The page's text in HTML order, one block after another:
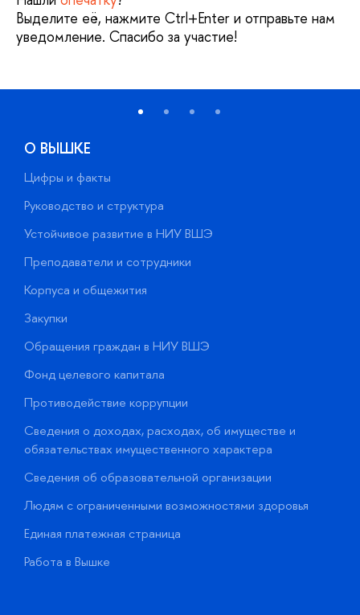
Выделите её, нажмите Ctrl+Enter и отправьте нам
уведомление. Спасибо за участие!
О ВЫШКЕ
Цифры и факты
Руководство и структура
Устойчивое развитие в НИУ ВШЭ
Преподаватели и сотрудники
Корпуса и общежития
Закупки
Обращения граждан в НИУ ВШЭ
Фонд целевого капитала
Противодействие коррупции
Сведения о доходах, расходах, об имуществе и
обязательствах имущественного характера
Сведения об образовательной организации
Людям с ограниченными возможностями здоровья
Единая платежная страница
Работа в Вышке